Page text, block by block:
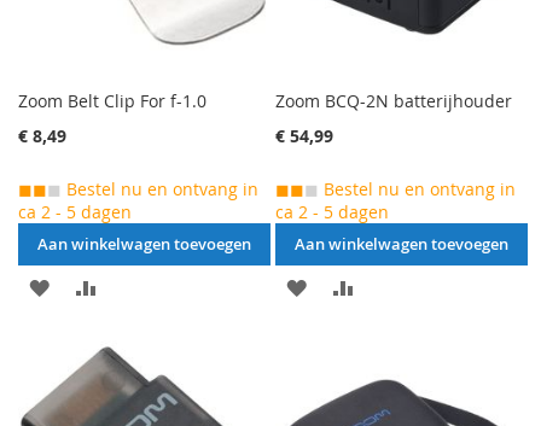
Zoom Belt Clip For f-1.0
€ 8,49
◼◼◼ Bestel nu en ontvang in
ca 2 - 5 dagen
Aan winkelwagen toevoegen
AAN
TOEVOEGEN
OM
TE
Zoom BCQ-2N batterijhouder
€ 54,99
◼◼◼ Bestel nu en ontvang in
ca 2 - 5 dagen
Aan winkelwagen toevoegen
AAN
TE